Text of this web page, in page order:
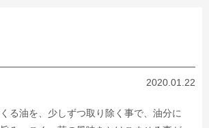
2020.01.22
る油を、少しずつ取り除く事で、油分に